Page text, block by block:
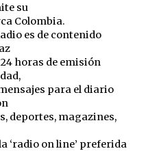
su
Colombia.
es de contenido
horas de emisión
para el diario
deportes, magazines,
‘radio on line’ preferida